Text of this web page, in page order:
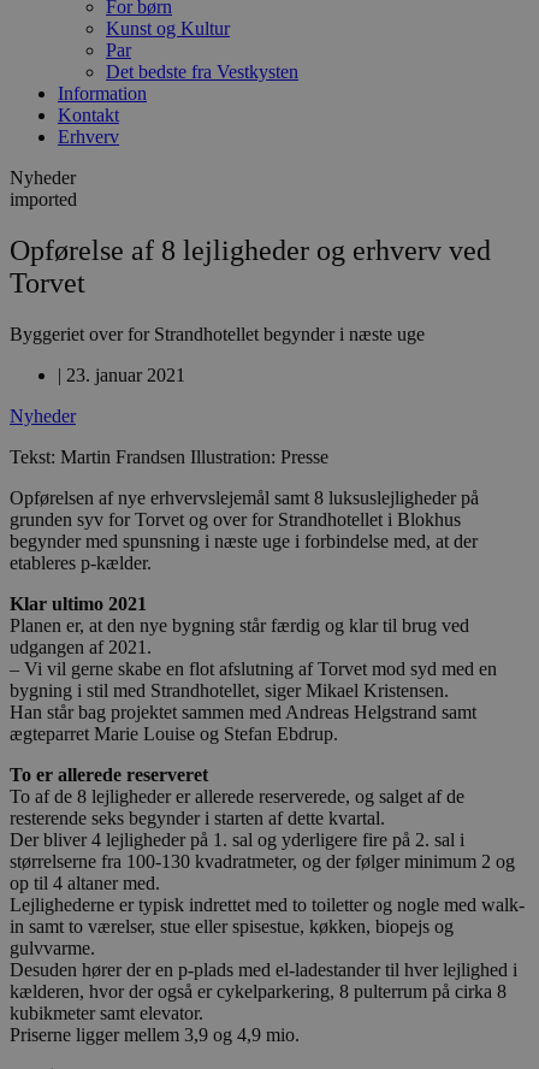
For børn
Kunst og Kultur
Par
Det bedste fra Vestkysten
Information
Kontakt
Erhverv
Nyheder
imported
Opførelse af 8 lejligheder og erhverv ved
Torvet
Byggeriet over for Strandhotellet begynder i næste uge
| 23. januar 2021
Nyheder
Tekst: Martin Frandsen Illustration: Presse
Opførelsen af nye erhvervslejemål samt 8 luksuslejligheder på
grunden syv for Torvet og over for Strandhotellet i Blokhus
begynder med spunsning i næste uge i forbindelse med, at der
etableres p-kælder.
Klar ultimo 2021
Planen er, at den nye bygning står færdig og klar til brug ved
udgangen af 2021.
– Vi vil gerne skabe en flot afslutning af Torvet mod syd med en
bygning i stil med Strandhotellet, siger Mikael Kristensen.
Han står bag projektet sammen med Andreas Helgstrand samt
ægteparret Marie Louise og Stefan Ebdrup.
To er allerede reserveret
To af de 8 lejligheder er allerede reserverede, og salget af de
resterende seks begynder i starten af dette kvartal.
Der bliver 4 lejligheder på 1. sal og yderligere fire på 2. sal i
størrelserne fra 100-130 kvadratmeter, og der følger minimum 2 og
op til 4 altaner med.
Lejlighederne er typisk indrettet med to toiletter og nogle med walk-
in samt to værelser, stue eller spisestue, køkken, biopejs og
gulvvarme.
Desuden hører der en p-plads med el-ladestander til hver lejlighed i
kælderen, hvor der også er cykelparkering, 8 pulterrum på cirka 8
kubikmeter samt elevator.
Priserne ligger mellem 3,9 og 4,9 mio.